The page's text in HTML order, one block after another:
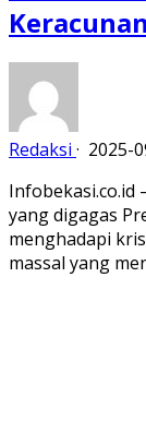
Redaksi · 2025-
Infobekasi.co.id
yang digagas
menghadapi
massal yang